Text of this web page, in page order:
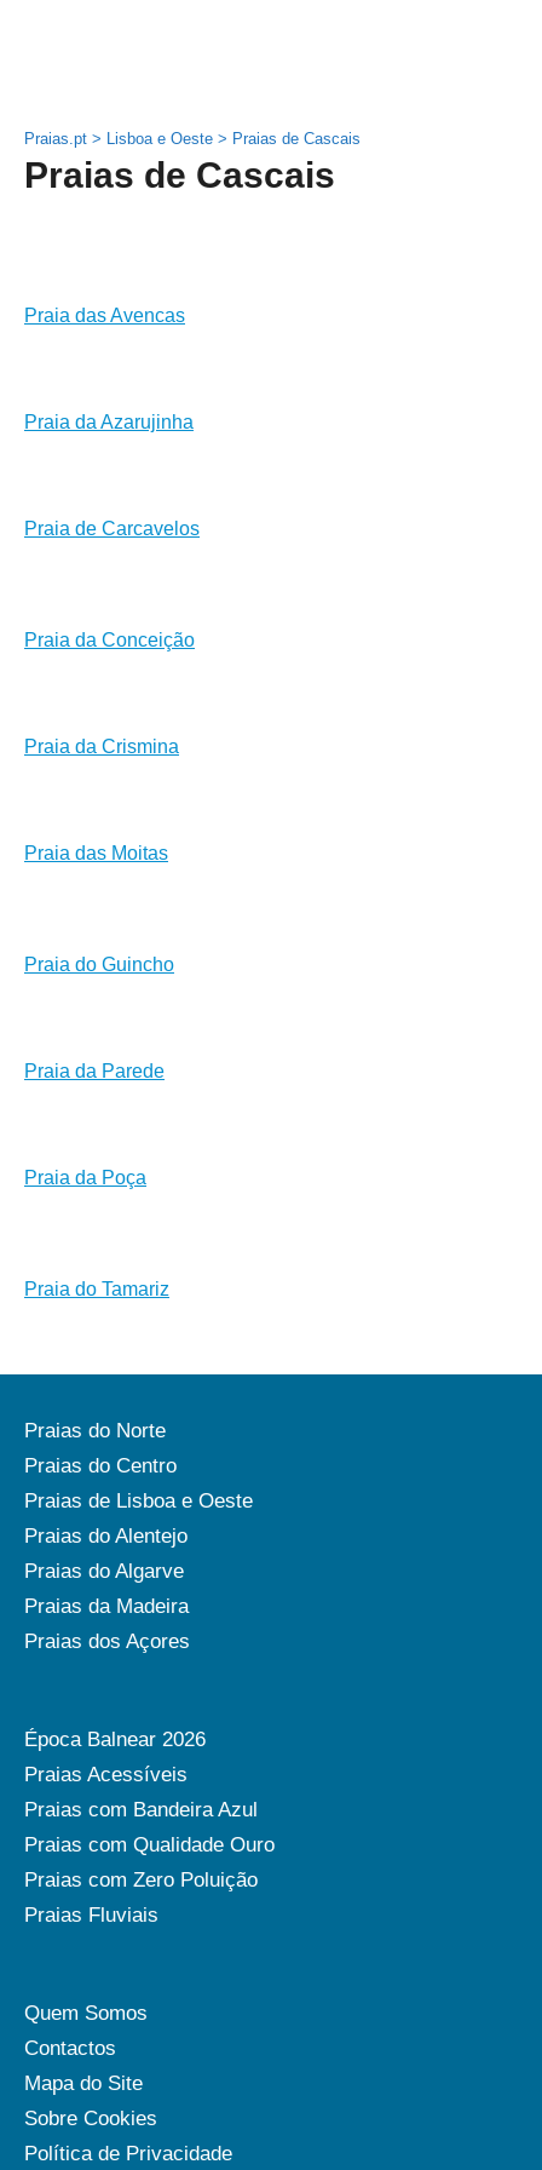
Praias.pt > Lisboa e Oeste > Praias de Cascais
Praias de Cascais
Praia das Avencas
Praia da Azarujinha
Praia de Carcavelos
Praia da Conceição
Praia da Crismina
Praia das Moitas
Praia do Guincho
Praia da Parede
Praia da Poça
Praia do Tamariz
Praias do Norte
Praias do Centro
Praias de Lisboa e Oeste
Praias do Alentejo
Praias do Algarve
Praias da Madeira
Praias dos Açores
Época Balnear 2026
Praias Acessíveis
Praias com Bandeira Azul
Praias com Qualidade Ouro
Praias com Zero Poluição
Praias Fluviais
Quem Somos
Contactos
Mapa do Site
Sobre Cookies
Política de Privacidade